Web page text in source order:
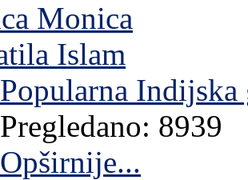
Popularna
Pregledano: 8939
Opširnije...